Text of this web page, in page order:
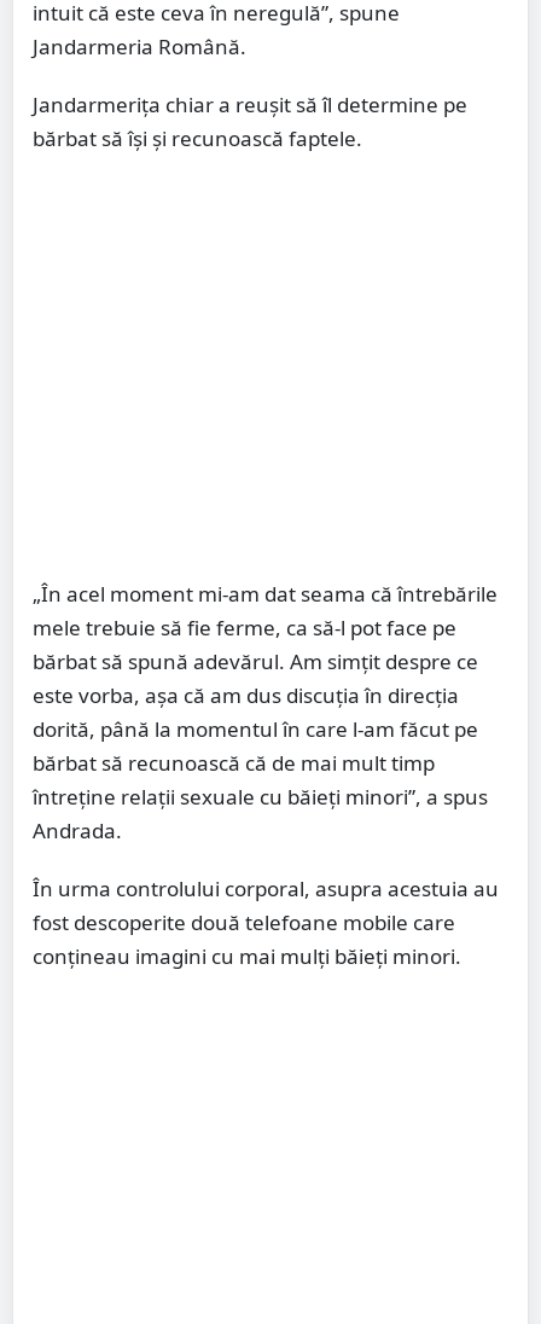
intuit că este ceva în neregulă”, spune
Jandarmeria Română.
Jandarmeriţa chiar a reușit să îl determine pe
bărbat să își și recunoască faptele.
„În acel moment mi-am dat seama că întrebările
mele trebuie să fie ferme, ca să-l pot face pe
bărbat să spună adevărul. Am simţit despre ce
este vorba, aşa că am dus discuţia în direcţia
dorită, până la momentul în care l-am făcut pe
bărbat să recunoască că de mai mult timp
întreţine relaţii sexuale cu băieţi minori”, a spus
Andrada.
În urma controlului corporal, asupra acestuia au
fost descoperite două telefoane mobile care
conţineau imagini cu mai mulţi băieţi minori.